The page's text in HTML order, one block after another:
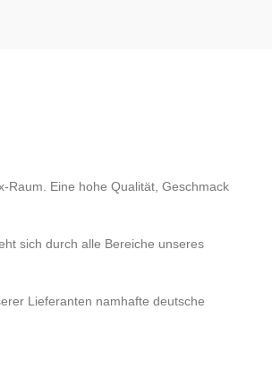
Raum. Eine hohe Qualität, Geschmack
sich durch alle Bereiche unseres
Lieferanten namhafte deutsche